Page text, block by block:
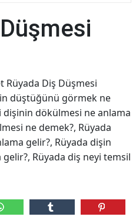
Rüyada Diş Düşmesi
düştüğünü görmek ne
dişinin dökülmesi ne anlama
ne demek?, Rüyada
gelir?, Rüyada dişin
gelir?, Rüyada diş neyi temsil